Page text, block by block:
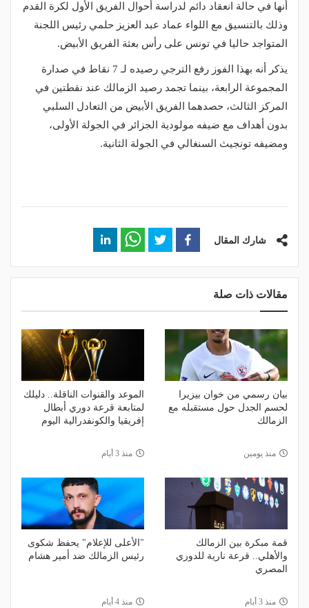
أنها في حالة انعقاد دائم لدراسة أحوال الفريق الأول لكرة القدم
وذلك بالتنسيق مع اللواء عماد عبد العزيز حلمي رئيس اللجنة
المتواجد حاليا في تونس على رأس بعثة الفريق الأبيض.
يذكر أنه بهذا الفوز رفع الترجي رصيده لـ 7 نقاط في صدارة
المجموعة الرابعة، بينما تجمد رصيد الزمالك عند نقطتين في
المركز الثالث، حصدهما الفريق الأبيض من التعادل السلبي
بدون أهداف مع ضيفه مولودية الجزائر في الجولة الأولى،
ومضيفه تونجيث السنغالي في الجولة الثانية.
شارك المقال
مقالات ذات صلة
بيان رسمي من خوان بيزيرا
لحسم الجدل حول مستقبله مع
الزمالك
منذ يومين
الموعد والقنوات الناقلة.. دليلك
لمتابعة قرعة دوري أبطال
إفريقيا والكونفدرالية اليوم
منذ 3 أيام
قمة مبكرة بين الزمالك
والأهلي.. قرعة نارية للدوري
المصري
منذ 3 أيام
"الأعلى للإعلام" يحفظ شكوى
رئيس الزمالك ضد أمير هشام
منذ 4 أيام